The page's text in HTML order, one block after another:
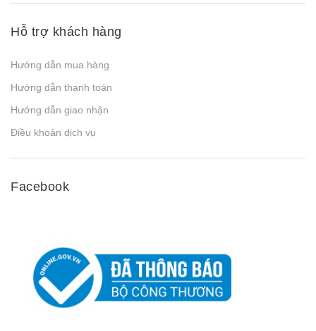
Hỗ trợ khách hàng
Hướng dẫn mua hàng
Hướng dẫn thanh toán
Hướng dẫn giao nhận
Điều khoản dịch vụ
Facebook